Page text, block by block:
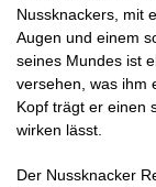
Nussknackers, mit
Augen und einem
seines Mundes ist
versehen, was ihm
Kopf trägt er einen
wirken lässt.
Der Nussknacker